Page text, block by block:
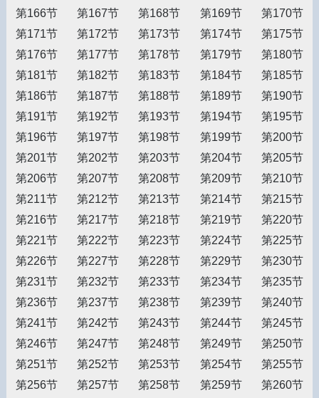
第166节
第167节 第168节 第169节
第170节
第171节
第172节 第173节 第174节
第175节
第176节
第177节 第178节 第179节
第180节
第181节
第182节 第183节 第184节
第185节
第186节
第187节 第188节 第189节
第190节
第191节
第192节 第193节 第194节
第195节
第196节
第197节 第198节 第199节
第200节
第201节
第202节 第203节 第204节
第205节
第206节
第207节 第208节 第209节
第210节
第211节
第212节 第213节 第214节
第215节
第216节
第217节 第218节 第219节
第220节
第221节
第222节 第223节 第224节
第225节
第226节
第227节 第228节 第229节
第230节
第231节
第232节 第233节 第234节
第235节
第236节
第237节 第238节 第239节
第240节
第241节
第242节 第243节 第244节
第245节
第246节
第247节 第248节 第249节
第250节
第251节
第252节 第253节 第254节
第255节
第256节
第257节 第258节 第259节
第260节